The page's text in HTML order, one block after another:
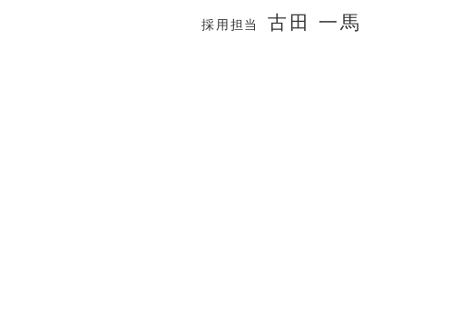
採用担当 古田 一馬